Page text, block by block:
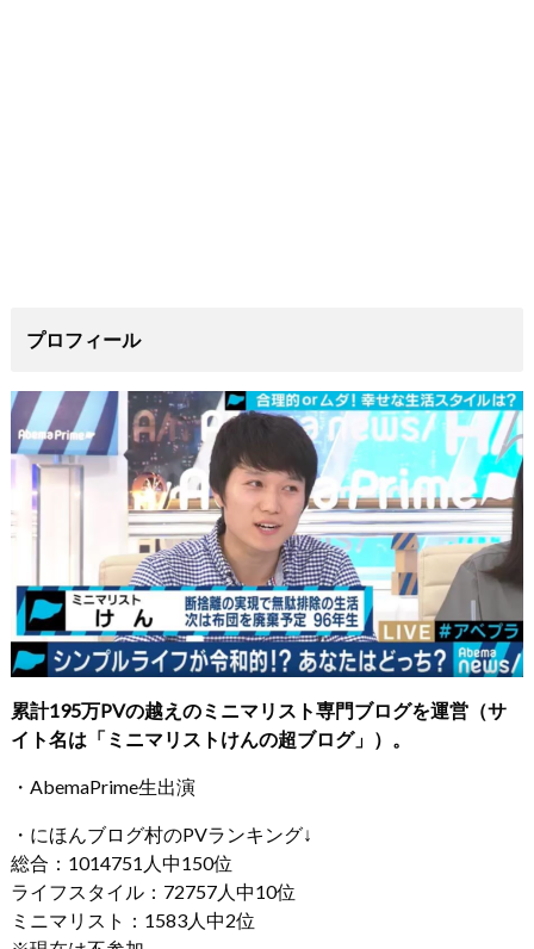
プロフィール
累計195万PVの越えのミニマリスト専門ブログを運営（サ
イト名は「ミニマリストけんの超ブログ」）。
・AbemaPrime生出演
・にほんブログ村のPVランキング↓
総合：1014751人中150位
ライフスタイル：72757人中10位
ミニマリスト：1583人中2位